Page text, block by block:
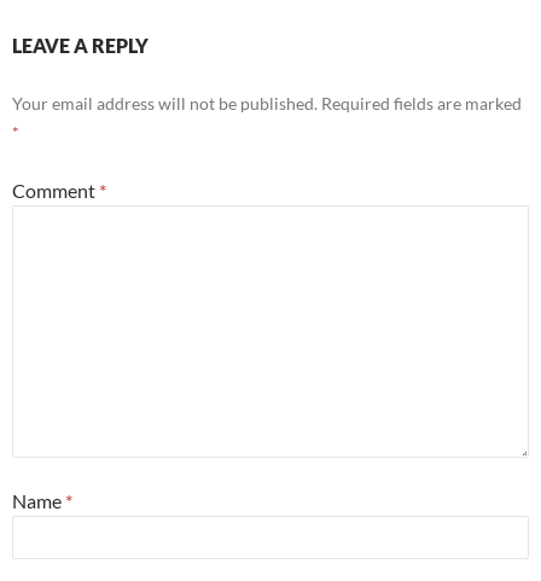
LEAVE A REPLY
Your email address will not be published. Required fields are marked
*
Comment *
Name *